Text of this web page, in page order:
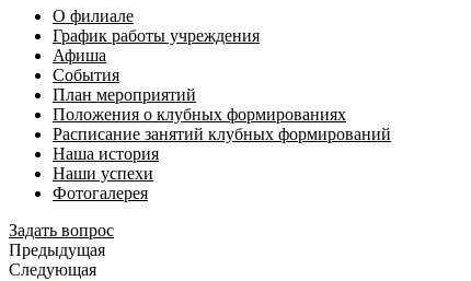
О филиале
График работы учреждения
Афиша
События
План мероприятий
Положения о клубных формированиях
Расписание занятий клубных формирований
Наша история
Наши успехи
Фотогалерея
Задать вопрос
Предыдущая
Следующая